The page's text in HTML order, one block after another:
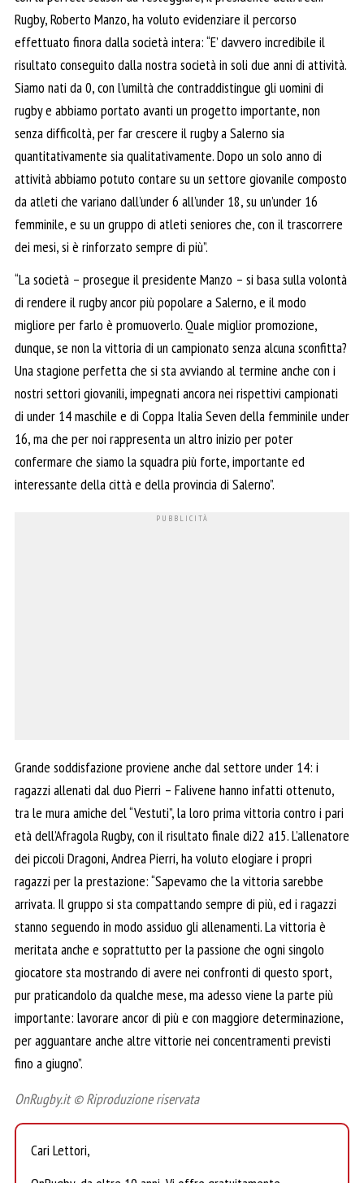
Rugby, Roberto Manzo, ha voluto evidenziare il percorso
effettuato finora dalla società intera: “E’ davvero incredibile il
risultato conseguito dalla nostra società in soli due anni di attività.
Siamo nati da 0, con l’umiltà che contraddistingue gli uomini di
rugby e abbiamo portato avanti un progetto importante, non
senza difficoltà, per far crescere il rugby a Salerno sia
quantitativamente sia qualitativamente. Dopo un solo anno di
attività abbiamo potuto contare su un settore giovanile composto
da atleti che variano dall’under 6 all’under 18, su un’under 16
femminile, e su un gruppo di atleti seniores che, con il trascorrere
dei mesi, si è rinforzato sempre di più”.
“La società – prosegue il presidente Manzo – si basa sulla volontà
di rendere il rugby ancor più popolare a Salerno, e il modo
migliore per farlo è promuoverlo. Quale miglior promozione,
dunque, se non la vittoria di un campionato senza alcuna sconfitta?
Una stagione perfetta che si sta avviando al termine anche con i
nostri settori giovanili, impegnati ancora nei rispettivi campionati
di under 14 maschile e di Coppa Italia Seven della femminile under
16, ma che per noi rappresenta un altro inizio per poter
confermare che siamo la squadra più forte, importante ed
interessante della città e della provincia di Salerno”.
Grande soddisfazione proviene anche dal settore under 14: i
ragazzi allenati dal duo Pierri – Falivene hanno infatti ottenuto,
tra le mura amiche del “Vestuti”, la loro prima vittoria contro i pari
età dell’Afragola Rugby, con il risultato finale di22 a15. L’allenatore
dei piccoli Dragoni, Andrea Pierri, ha voluto elogiare i propri
ragazzi per la prestazione: “Sapevamo che la vittoria sarebbe
arrivata. Il gruppo si sta compattando sempre di più, ed i ragazzi
stanno seguendo in modo assiduo gli allenamenti. La vittoria è
meritata anche e soprattutto per la passione che ogni singolo
giocatore sta mostrando di avere nei confronti di questo sport,
pur praticandolo da qualche mese, ma adesso viene la parte più
importante: lavorare ancor di più e con maggiore determinazione,
per agguantare anche altre vittorie nei concentramenti previsti
fino a giugno”.
OnRugby.it © Riproduzione riservata
Cari Lettori,